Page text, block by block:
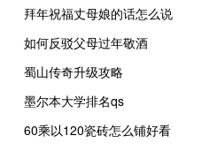
拜年祝福丈母娘的话怎么说
如何反驳父母过年敬酒
蜀山传奇升级攻略
墨尔本大学排名qs
60乘以120瓷砖怎么铺好看